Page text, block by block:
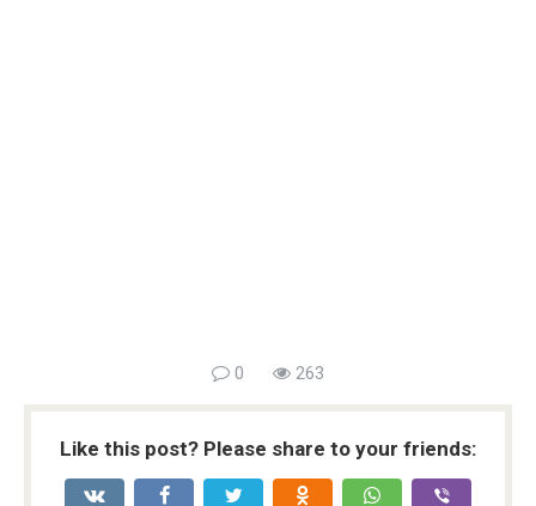
0 263
Like this post? Please share to your friends: